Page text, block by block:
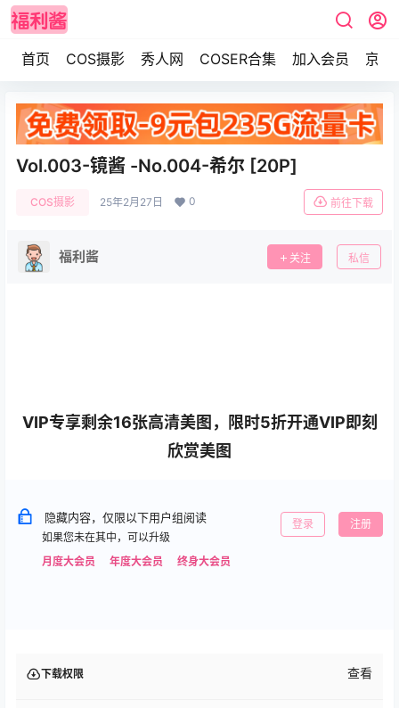
首页 COS摄影 秀人网 COSER合集 加入会员 京东
Vol.003-镜酱 -No.004-希尔 [20P]
COS摄影 25年2月27日 0 前往下载
福利酱 关注 私信
VIP专享剩余16张高清美图，限时5折开通VIP即刻
欣赏美图
隐藏内容，仅限以下用户组阅读
如果您未在其中，可以升级
月度大会员
年度大会员 终身大会员
登录 注册
下载权限 查看